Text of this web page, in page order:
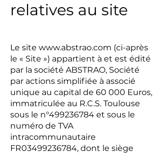
relatives au site
Le site www.abstrao.com (ci-après
le « Site ») appartient à et est édité
par la société ABSTRAO, Société
par actions simplifiée à associé
unique au capital de 60 000 Euros,
immatriculée au R.C.S. Toulouse
sous le n°499236784 et sous le
numéro de TVA
intracommunautaire
FR03499236784, dont le siège